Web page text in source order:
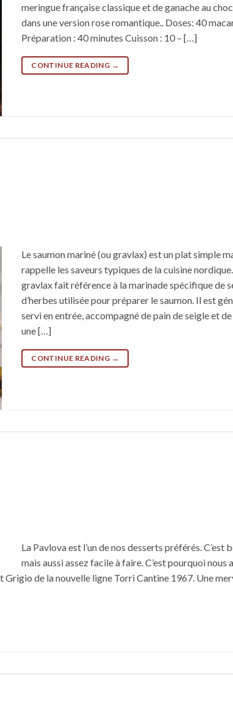
meringue française classique et de ganache au
dans une version rose romantique.. Doses: 40
Préparation : 40 minutes Cuisson : 10 – […]
CONTINUE READING →
Le saumon mariné (ou gravlax) est un plat simple
rappelle les saveurs typiques de la cuisine
gravlax fait référence à la marinade spécifique de
d’herbes utilisée pour préparer le saumon. Il est
servi en entrée, accompagné de pain de seigle et
une […]
CONTINUE READING →
La Pavlova est l’un de nos desserts préférés. C’est
mais aussi assez facile à faire. C’est pourquoi nous
Grigio de la nouvelle ligne Torri Cantine 1967. Une